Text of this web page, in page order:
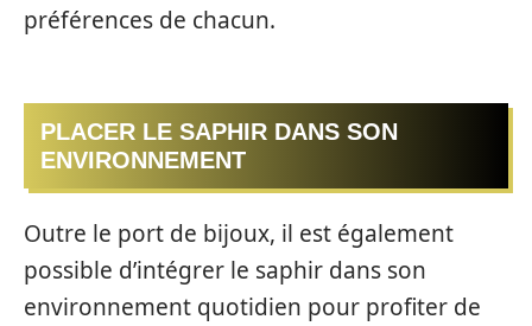
préférences de chacun.
PLACER LE SAPHIR DANS SON
ENVIRONNEMENT
Outre le port de bijoux, il est également
possible d’intégrer le saphir dans son
environnement quotidien pour profiter de